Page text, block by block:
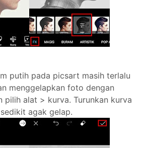
putih pada picsart masih terlalu
menggelapkan foto dengan
pilih alat > kurva. Turunkan kurva
agak gelap.